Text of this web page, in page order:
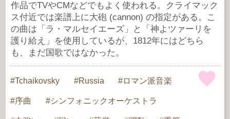
作品でTVやCMなどでもよく使われる。クライマック
ス付近では楽譜上に大砲 (cannon) の指定がある。こ
の曲は「ラ・マルセイエーズ」と「神よツァーリを
護り給え」を使用しているが、1812年にはどちら
も、まだ国歌ではなかった。
Tchaikovsky Russia ロマン派音楽
序曲 シンフォニックオーケストラ